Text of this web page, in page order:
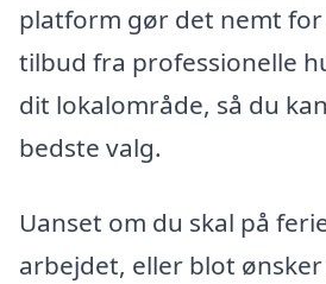
platform gør det nemt
tilbud fra professionelle
dit lokalområde, så du
bedste valg.
Uanset om du skal på
arbejdet, eller blot